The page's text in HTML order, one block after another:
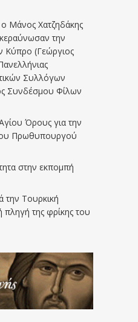
Μάνος Χατζηδάκης
την
Κύπρο (Γεώργιος
Συλλόγων
Συνδέσμου Φίλων
Όρους για την
Πρωθυπουργού
στην εκπομπή
την Τουρκική
πληγή της φρίκης του